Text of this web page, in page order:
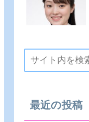
最近の投稿